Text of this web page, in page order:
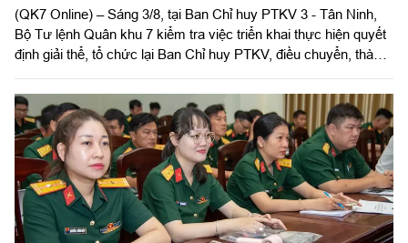
(QK7 Online) – Sáng 3/8, tại Ban Chỉ huy PTKV 3 - Tân Ninh,
Bộ Tư lệnh Quân khu 7 kiểm tra việc triển khai thực hiện quyết
định giải thể, tổ chức lại Ban Chỉ huy PTKV, điều chuyển, thành
Hữu Nhân, Phó Tham mưu trưởng Quân khu thừa ủy quyền
của Thủ trưởng Bộ Tư lệnh Quân khu trưởng đoàn kiểm tra.